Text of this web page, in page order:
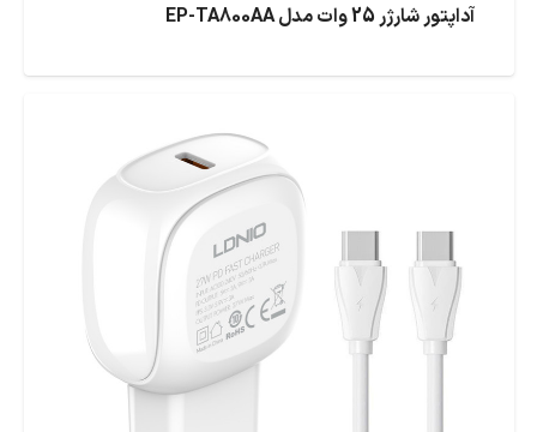
آداپتور شارژر 25 وات مدل EP-TA800AA